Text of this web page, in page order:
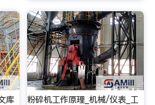
库
粉碎机工作原理_机械/仪表_工